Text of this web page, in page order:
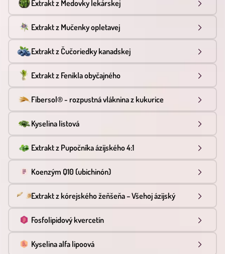
Extrakt z Medovky lekárskej
Extrakt z Mučenky opletavej
Extrakt z Čučoriedky kanadskej
Extrakt z Fenikla obyčajného
Fibersol® - rozpustná vláknina z kukurice
Kyselina listová
Extrakt z Pupočníka ázijského 4:1
Koenzým Q10 (ubichinón)
Extrakt z kórejského žeňšeňa – Všehoj ázijský
Fosfolipidový kvercetín
Kyselina alfa lipoová